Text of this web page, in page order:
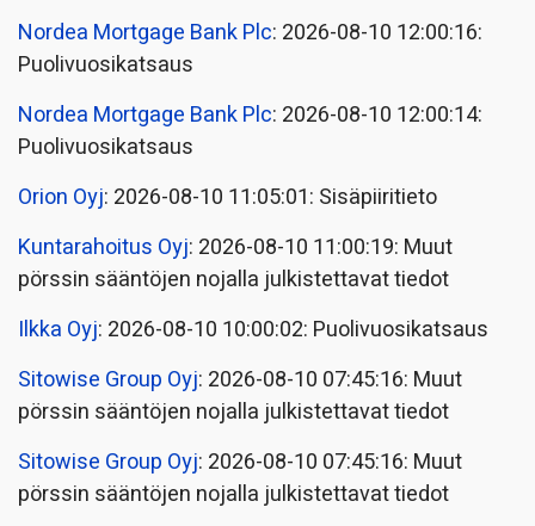
Nordea Mortgage Bank Plc: 2026-08-10 12:00:16:
Puolivuosikatsaus
Nordea Mortgage Bank Plc: 2026-08-10 12:00:14:
Puolivuosikatsaus
Orion Oyj: 2026-08-10 11:05:01: Sisäpiiritieto
Kuntarahoitus Oyj: 2026-08-10 11:00:19: Muut
pörssin sääntöjen nojalla julkistettavat tiedot
Ilkka Oyj: 2026-08-10 10:00:02: Puolivuosikatsaus
Sitowise Group Oyj: 2026-08-10 07:45:16: Muut
pörssin sääntöjen nojalla julkistettavat tiedot
Sitowise Group Oyj: 2026-08-10 07:45:16: Muut
pörssin sääntöjen nojalla julkistettavat tiedot